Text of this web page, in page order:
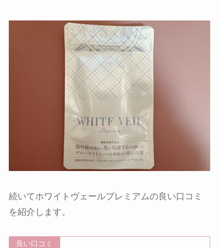
続いてホワイトヴェールプレミアムの良い口コミ
を紹介します。
良い口コミ